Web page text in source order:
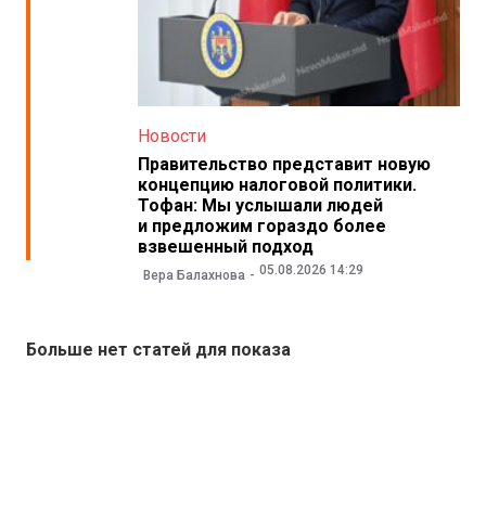
Новости
Правительство представит новую
концепцию налоговой политики.
Тофан: Мы услышали людей
и предложим гораздо более
взвешенный подход
Вера Балахнова 05.08.2026 14:29
Больше нет статей для показа